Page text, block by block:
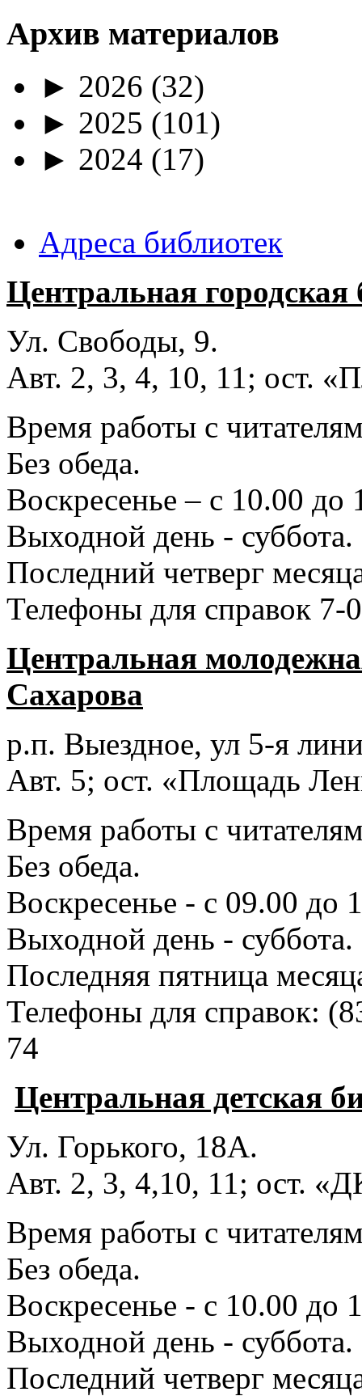
Архив материалов
► 2026 (32)
► 2025 (101)
► 2024 (17)
Адреса библиотек
Центральная
Ул. Свободы, 9.
Авт. 2, 3, 4, 10, 11; ост.
Время работы с
Без обеда.
Воскресенье – с 10.00 до
Выходной день - суббота.
Последний четверг
Телефоны для справок 7-
Центральная
Сахарова
р.п. Выездное, ул 5-я
Авт. 5; ост. «Площадь
Время работы с
Без обеда.
Воскресенье - с 09.00 до
Выходной день - суббота.
Последняя пятница
Телефоны для справок:
74
Центральная детская
Ул. Горького, 18А.
Авт. 2, 3, 4,10, 11; ост.
Время работы с
Без обеда.
Воскресенье - с 10.00 до
Выходной день - суббота.
Последний четверг